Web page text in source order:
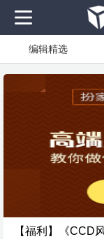
编辑精选
社区
【福利】《CCD